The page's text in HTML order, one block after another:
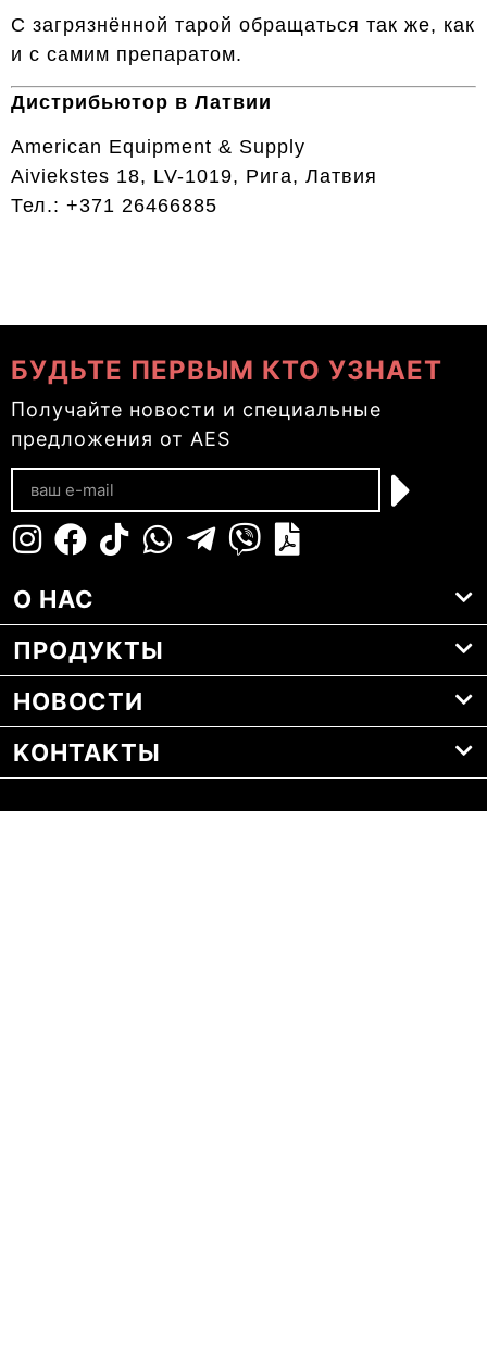
С загрязнённой тарой обращаться так же, как
и с самим препаратом.
Дистрибьютор в Латвии
American Equipment & Supply
Aiviekstes 18, LV-1019, Рига, Латвия
Тел.: +371 26466885
О НАС
ПРОДУКТЫ
НОВОСТИ
KОНТАКТЫ
БУДЬТЕ ПЕРВЫМ КТО УЗНАЕТ
Получайте новости и специальные
предложения от AES